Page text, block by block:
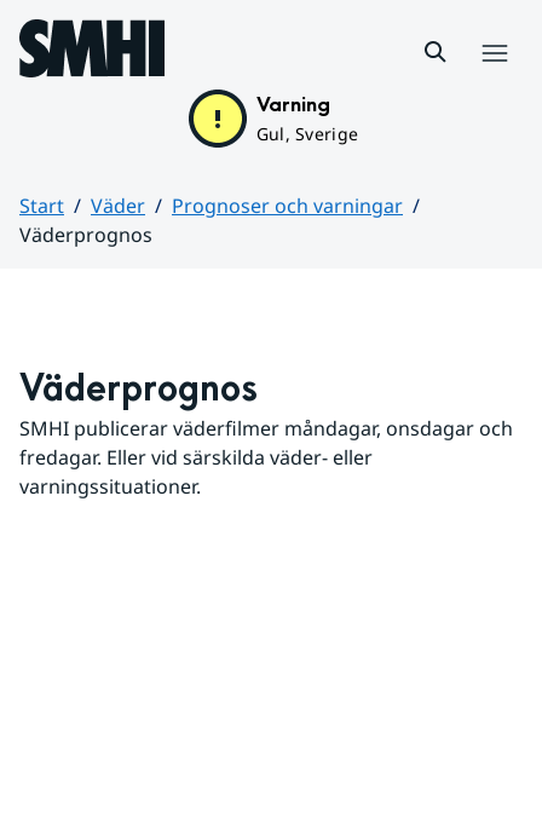
Hoppa till sidans innehåll
Varning
Gul, Sverige
Start Väder
Prognoser och varningar
Väderprognos
Väderprognos
SMHI publicerar väderfilmer måndagar, onsdagar och
fredagar. Eller vid särskilda väder- eller
varningssituationer.